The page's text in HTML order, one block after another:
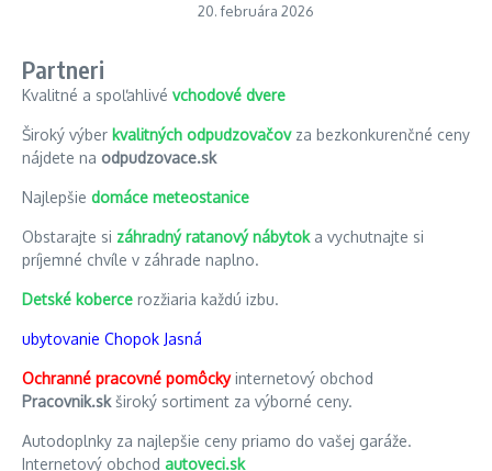
20. februára 2026
Partneri
Kvalitné a spoľahlivé vchodové dvere
Široký výber kvalitných odpudzovačovza bezkonkurenčné ceny
nájdete na odpudzovace.sk
Najlepšie domáce meteostanice
Obstarajte si záhradný ratanový nábytoka vychutnajte si
príjemné chvíle v záhrade naplno.
Detské koberce rozžiaria každú izbu.
ubytovanie Chopok Jasná
Ochranné pracovné pomôckyinternetový obchod
Pracovnik.skširoký sortiment za výborné ceny.
Autodoplnky za najlepšie ceny priamo do vašej garáže.
Internetový obchod autoveci.sk